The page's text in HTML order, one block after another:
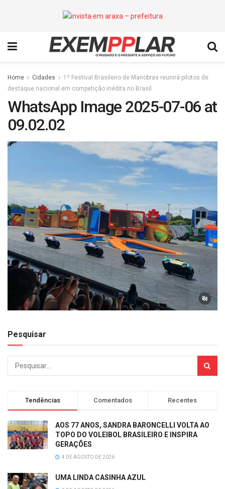
Home Cidades
1º Festival Brasileiro de Manobras reunirá pilotos de
destaque nacional em competição inédita no Brasil
WhatsApp Image 2025-07-06 at
09.02.02
Pesquisar
Tendências Comentados Recentes
AOS 77 ANOS, SANDRA BARONCELLI VOLTA AO
TOPO DO VOLEIBOL BRASILEIRO E INSPIRA
GERAÇÕES
4 DE AGOSTO DE 2026
UMA LINDA CASINHA AZUL